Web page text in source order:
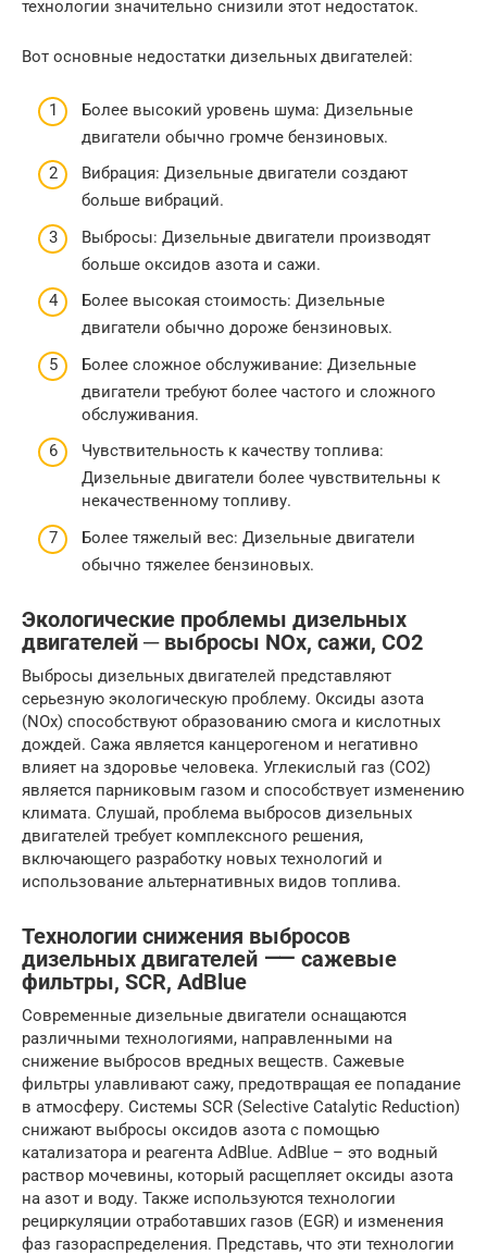
технологии значительно снизили этот недостаток.
Вот основные недостатки дизельных двигателей:
Более высокий уровень шума: Дизельные
двигатели обычно громче бензиновых.
Вибрация: Дизельные двигатели создают
больше вибраций.
Выбросы: Дизельные двигатели производят
больше оксидов азота и сажи.
Более высокая стоимость: Дизельные
двигатели обычно дороже бензиновых.
Более сложное обслуживание: Дизельные
двигатели требуют более частого и сложного
обслуживания.
Чувствительность к качеству топлива:
Дизельные двигатели более чувствительны к
некачественному топливу.
Более тяжелый вес: Дизельные двигатели
обычно тяжелее бензиновых.
Экологические проблемы дизельных
двигателей ─ выбросы NOx, сажи, CO2
Выбросы дизельных двигателей представляют
серьезную экологическую проблему. Оксиды азота
(NOx) способствуют образованию смога и кислотных
дождей. Сажа является канцерогеном и негативно
влияет на здоровье человека. Углекислый газ (CO2)
является парниковым газом и способствует изменению
климата. Слушай, проблема выбросов дизельных
двигателей требует комплексного решения,
включающего разработку новых технологий и
использование альтернативных видов топлива.
Технологии снижения выбросов
дизельных двигателей ⸺ сажевые
фильтры, SCR, AdBlue
Современные дизельные двигатели оснащаются
различными технологиями, направленными на
снижение выбросов вредных веществ. Сажевые
фильтры улавливают сажу, предотвращая ее попадание
в атмосферу. Системы SCR (Selective Catalytic Reduction)
снижают выбросы оксидов азота с помощью
катализатора и реагента AdBlue. AdBlue – это водный
раствор мочевины, который расщепляет оксиды азота
на азот и воду. Также используются технологии
рециркуляции отработавших газов (EGR) и изменения
фаз газораспределения. Представь, что эти технологии